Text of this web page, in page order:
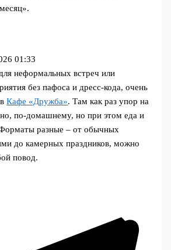
01:33
неформальных встреч или
без пафоса и дресс-кода, очень
вКафе «Дружба». Там как раз упор на
по-домашнему, но при этом еда и
разные – от обычных
до камерных праздников, можно
повод.